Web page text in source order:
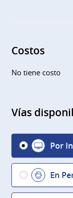
Costos
No tiene costo
Vías
Por
En